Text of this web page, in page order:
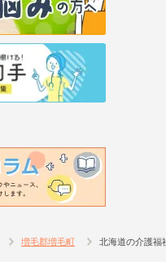
増毛郡増毛町 北海道の介護福